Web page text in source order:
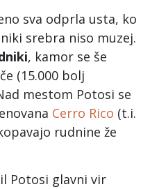
sva odprla usta, ko
srebra niso muzej.
, kamor se še
(15.000 bolj
mestom Potosi se
Cerro Rico (t.i.
rudnine že
Potosi glavni vir